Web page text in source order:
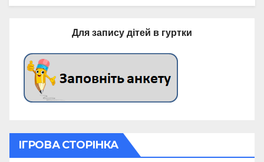
Для запису дітей в гуртки
ІГРОВА СТОРІНКА